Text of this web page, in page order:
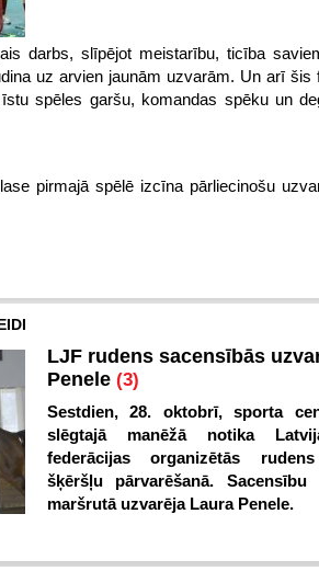
darbs, slīpējot meistarību, ticība
uz arvien jaunām uzvarām. Un arī šis
spēles garšu, komandas spēku un
pirmajā spēlē izcīna pārliecinošu
LJF rudens sacensībās
Penele (3)
Sestdien, 28. oktobrī, sporta
slēgtajā manēžā notika
federācijas organizētās
šķēršļu pārvarēšanā. Sacensību
maršrutā uzvarēja Laura Penele.